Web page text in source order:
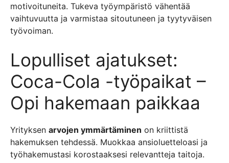
motivoituneita. Tukeva työympäristö vähentää
vaihtuvuutta ja varmistaa sitoutuneen ja tyytyväisen
työvoiman.
Lopulliset ajatukset:
Coca-Cola -työpaikat –
Opi hakemaan paikkaa
Yrityksen arvojen ymmärtäminen on kriittistä
hakemuksen tehdessä. Muokkaa ansioluetteloasi ja
työhakemustasi korostaaksesi relevantteja taitoja.